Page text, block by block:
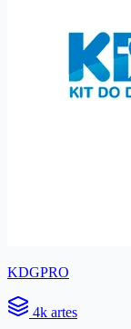
KDGPRO
4k artes